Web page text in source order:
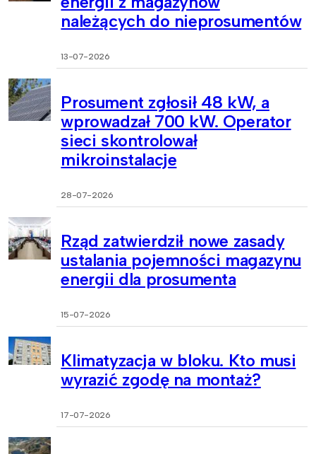
należących do nieprosumentów
13-07-2026
Prosument zgłosił 48 kW, a
wprowadzał 700 kW. Operator
sieci skontrolował
mikroinstalacje
28-07-2026
Rząd zatwierdził nowe zasady
ustalania pojemności magazynu
energii dla prosumenta
15-07-2026
Klimatyzacja w bloku. Kto musi
wyrazić zgodę na montaż?
17-07-2026